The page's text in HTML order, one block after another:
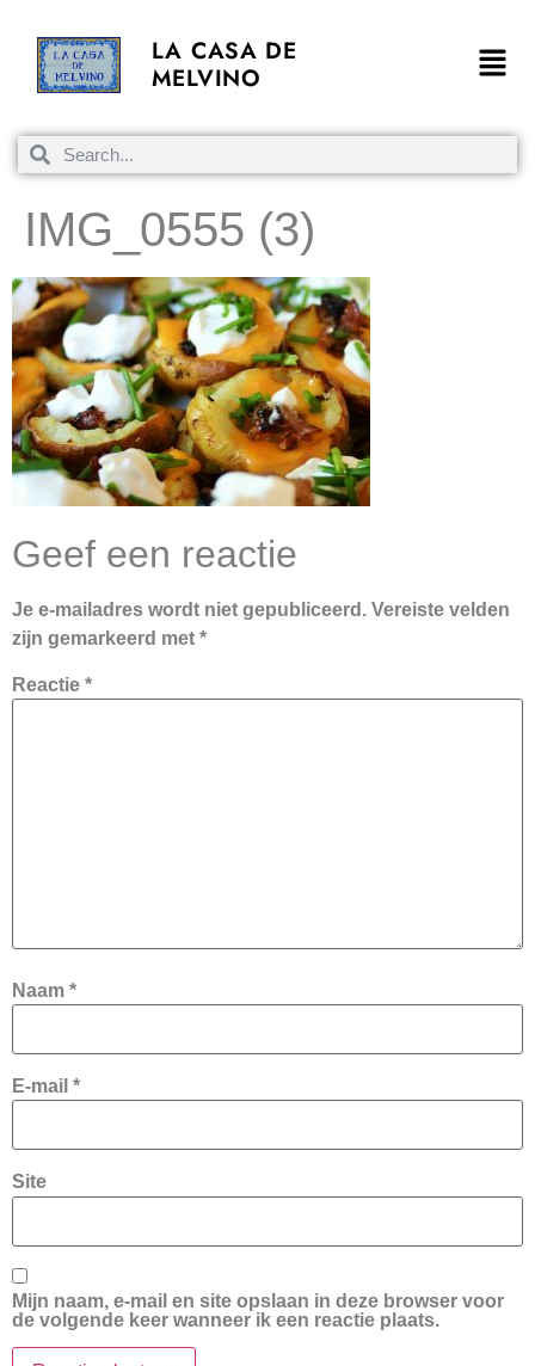
LA CASA DE
MELVINO
IMG_0555 (3)
Geef een reactie
Je e-mailadres wordt niet gepubliceerd. Vereiste velden
zijn gemarkeerd met *
Reactie *
Naam *
E-mail *
Site
Mijn naam, e-mail en site opslaan in deze browser voor
de volgende keer wanneer ik een reactie plaats.